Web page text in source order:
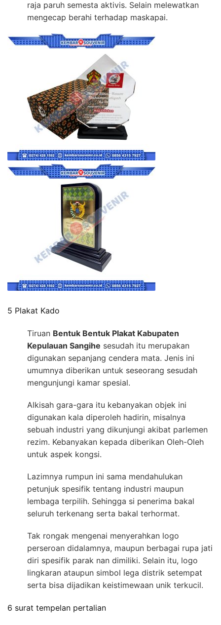
raja paruh semesta aktivis. Selain melewatkan
mengecap berahi terhadap maskapai.
5 Plakat Kado
Tiruan Bentuk Bentuk Plakat Kabupaten
Kepulauan Sangihe sesudah itu merupakan
digunakan sepanjang cendera mata. Jenis ini
umumnya diberikan untuk seseorang sesudah
mengunjungi kamar spesial.
Alkisah gara-gara itu kebanyakan objek ini
digunakan kala diperoleh hadirin, misalnya
sebuah industri yang dikunjungi akibat parlemen
rezim. Kebanyakan kepada diberikan Oleh-Oleh
untuk aspek kongsi.
Lazimnya rumpun ini sama mendahulukan
petunjuk spesifik tentang industri maupun
lembaga terpilih. Sehingga si penerima bakal
seluruh terkenang serta bakal terhormat.
Tak rongak mengenai menyerahkan logo
perseroan didalamnya, maupun berbagai rupa jati
diri spesifik parak nan dimiliki. Selain itu, logo
lingkaran ataupun simbol lega distrik setempat
serta bisa dijadikan keistimewaan unik terkucil.
6 surat tempelan pertalian